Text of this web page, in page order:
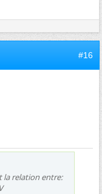
#16
la relation entre: